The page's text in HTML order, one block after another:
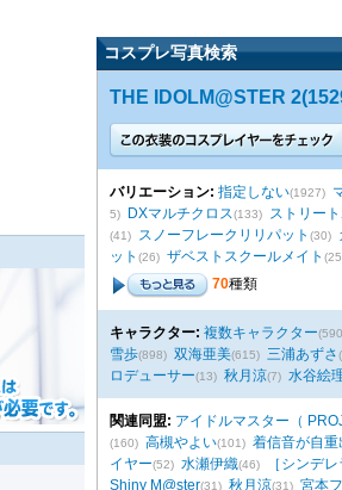
コスプレ写真検索
THE IDOLM@STER
バリエーション: 指定しない(1927)
5)
DXマルチクロス(133) ストリー
(41) スノーフレークリリパット (30)
ット (26) ザベストスクールメイト
70種類
キャラクター: 複数キャラクター
雪歩(898) 双海亜美(615) 三浦あずさ
ロデューサー(13) 秋月涼(7) 水谷絵
関連同盟: アイドルマスター（
(160) 高槻やよい(101) 着信音が自重
イヤー(52) 水瀬伊織(46) ［シンデ
Shiny M@ster(31) 秋月涼(31) 宮本